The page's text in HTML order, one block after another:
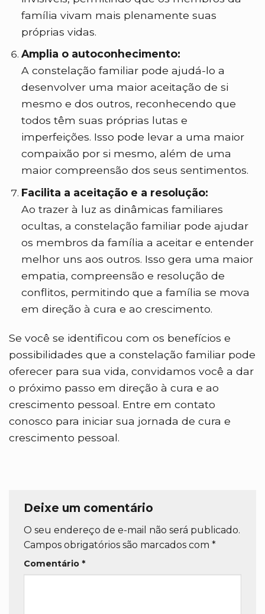
família vivam mais plenamente suas
próprias vidas.
Amplia o autoconhecimento:
A constelação familiar pode ajudá-lo a
desenvolver uma maior aceitação de si
mesmo e dos outros, reconhecendo que
todos têm suas próprias lutas e
imperfeições. Isso pode levar a uma maior
compaixão por si mesmo, além de uma
maior compreensão dos seus sentimentos.
Facilita a aceitação e a resolução:
Ao trazer à luz as dinâmicas familiares
ocultas, a constelação familiar pode ajudar
os membros da família a aceitar e entender
melhor uns aos outros. Isso gera uma maior
empatia, compreensão e resolução de
conflitos, permitindo que a família se mova
em direção à cura e ao crescimento.
Se você se identificou com os benefícios e
possibilidades que a constelação familiar pode
oferecer para sua vida, convidamos você a dar
o próximo passo em direção à cura e ao
crescimento pessoal. Entre em contato
conosco para iniciar sua jornada de cura e
crescimento pessoal.
Deixe um comentário
O seu endereço de e-mail não será publicado.
Campos obrigatórios são marcados com *
Comentário *